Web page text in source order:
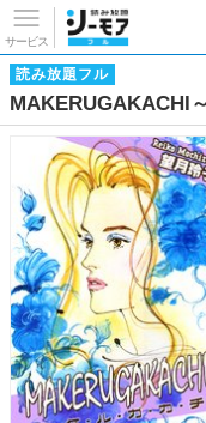
サービス
読み放題フル
MAKERUGAKACHI